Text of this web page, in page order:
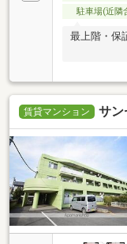
駐車場(近隣
最上階・保
賃貸マンション サン